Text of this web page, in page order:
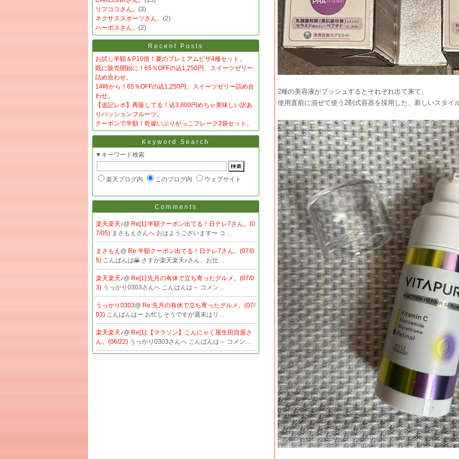
リフココさん。 (3)
ネクサススポーツさん。 (2)
ハーボスさん。 (2)
Recent Posts
お試し半額＆P10倍！夏のプレミアムピザ4種セット。
既に販売開始に！65％OFFの込1,250円、スイーツゼリー
詰め合わせ。
14時から！65％OFFの込1,250円、スイーツゼリー詰め合
わせ。
【追記レポ】再販してる！込3,800円めちゃ美味しい訳あ
りパッションフルーツ。
クーポンで半額！乾燥いぶりがっこフレーク3袋セット。
Keyword Search
▼キーワード検索
楽天ブログ内 このブログ内 ウェブサイト
Comments
楽天楽天♪@ Re[1]:半額クーポン出てる！日テレ7さん。(0
7/05) まさもえさんへ おはようございます〜 コ…
まさもえ @ Re:半額クーポン出てる！日テレ7さん。(07/0
5) こんばんは🌇 さすが楽天楽天♪さん、お仕…
楽天楽天♪@ Re[1]:先月の有休で立ち寄ったグルメ。(07/0
3) うっかり0303さんへ こんばんは～ コメン…
うっかり0303@ Re:先月の有休で立ち寄ったグルメ。(07/
03) こんばんはー お忙しそうですが週末はリ…
楽天楽天♪@ Re[1]:【マラソン】こんにゃく屋生田目屋さ
ん。(06/22) うっかり0303さんへ こんばんは～ コメン…
2種の美容液がプッシュするとそれぞれ出て来て、
使用直前に混ぜて使う2剤式容器を採用した、新しいスタイ